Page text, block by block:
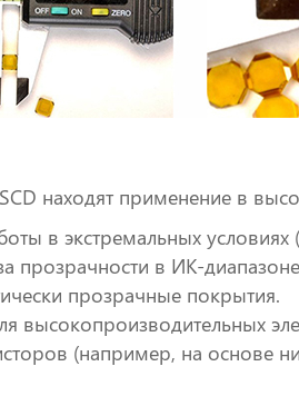
находят применение в
в экстремальных
прозрачности в ИК-
прозрачные покрытия.
(например, на основе